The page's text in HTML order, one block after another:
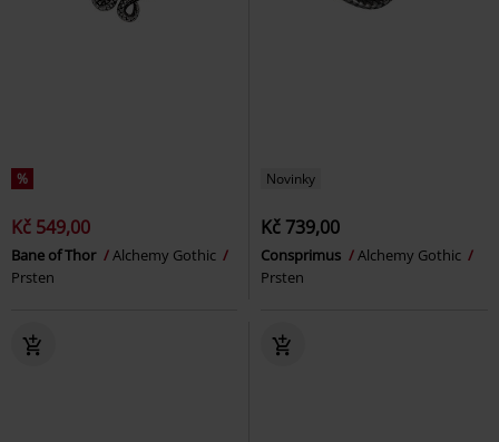
%
Kč 549,00
Bane of Thor
Alchemy Gothic
Prsten
Novinky
Kč 739,00
Consprimus
Alchemy Gothic
Prsten